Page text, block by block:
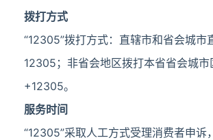
拨打方式
“12305”拨打方式：直辖市和省会城市
12305；非省会地区拨打本省省会城市
+12305。
服务时间
“12305”采取人工方式受理消费者申诉